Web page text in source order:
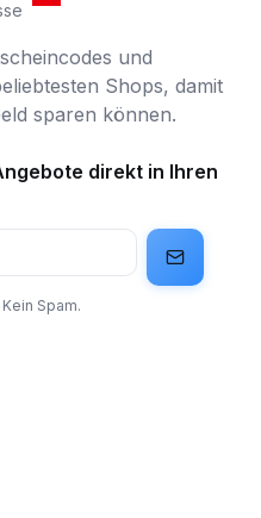
und
Shops, damit
sparen können.
direkt in Ihren
Spam.